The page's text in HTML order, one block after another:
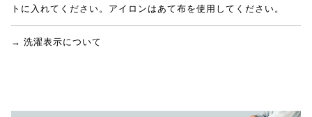
トに入れてください。アイロンはあて布を使用してください。
→ 洗濯表示について